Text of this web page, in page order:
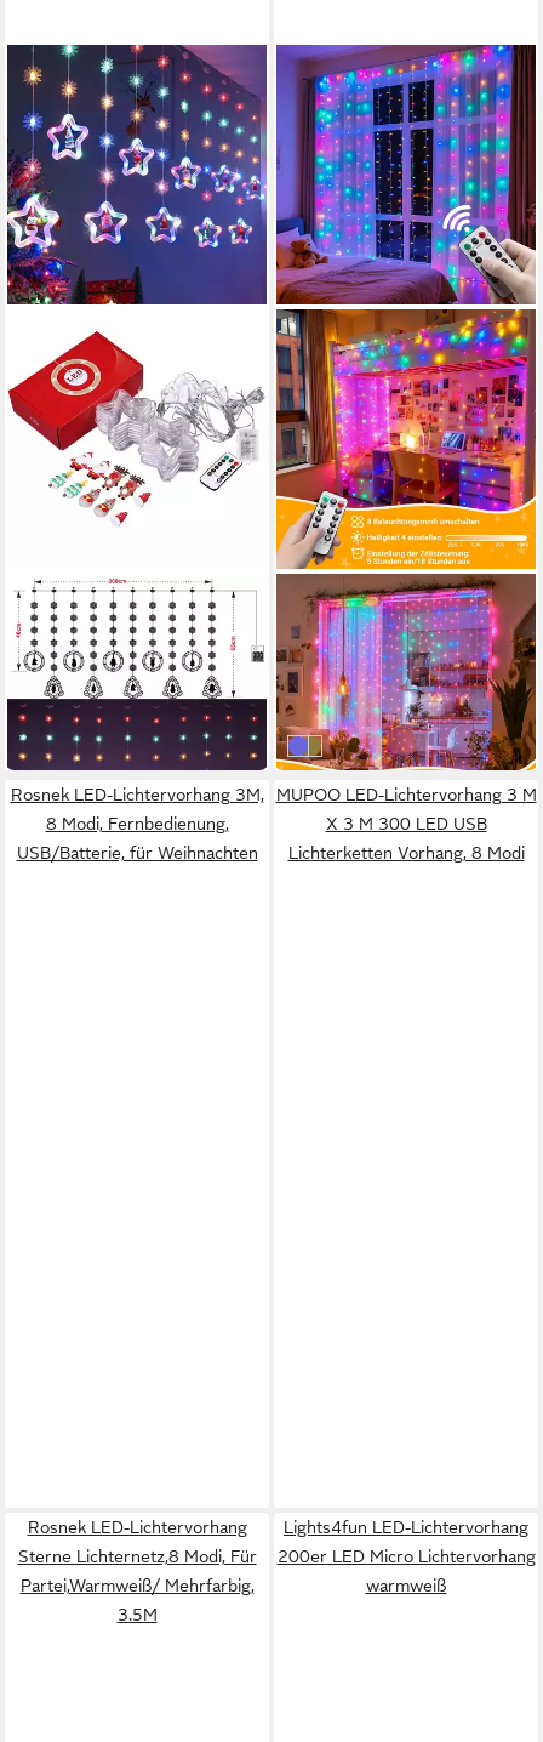
ROSNEK
LED-Lichtervorhang 3M, 8
Modi, 10
Weihnachtsornamente, für
Feiertage Parties
29,29 € UVP42,00 €
-30%
lieferbar in 3 Wochen
JIBENHOME
Lichtervorhang LED Vorhang
Lichterketten,Vorhanglichter
8 Modi mit Fernbedienung
ab 26,99 € UVP39,99 €
-33%
lieferbar in 3 Wochen
Mehrfarbig
Warmweiß
Rosnek LED-Lichtervorhang 3M,
8 Modi, Fernbedienung,
USB/Batterie, für Weihnachten
MUPOO LED-Lichtervorhang 3 M
X 3 M 300 LED USB
Lichterketten Vorhang, 8 Modi
Rosnek LED-Lichtervorhang
Sterne Lichternetz,8 Modi, Für
Partei,Warmweiß/ Mehrfarbig,
3.5M
Lights4fun LED-Lichtervorhang
200er LED Micro Lichtervorhang
warmweiß